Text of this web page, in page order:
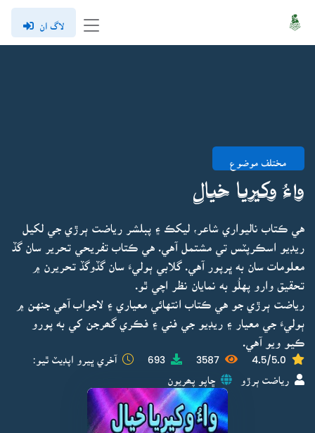
لاگ ان
مختلف موضوع
واءُ وکيريا خيال
هي ڪتاب ناليواري شاعر، ليکڪ ۽ پبلشر رياضت ٻرڙي جي لکيل
ريڊيو اسڪرپٽس تي مشتمل آهي. هي ڪتاب تفريحي تحرير سان گڏ
معلومات سان به ڀرپور آهي. گلابي ٻوليءَ سان گڏوگڏ تحريرن ۾
تحقيق وارو پهلُو به نمايان نظر اچي ٿو.
رياضت ٻرڙي جو هي ڪتاب انتهائي معياري ۽ لاجواب آهي جنهن ۾
ٻوليءَ جي معيار ۽ ريڊيو جي فني ۽ فڪري گھرجن کي به پورو
ڪيو ويو آهي.
4.5/5.0
3587
693 آخري ڀيرو اپڊيٽ ٿيو:
رياضت ٻرڙو ڇاپو پھريون